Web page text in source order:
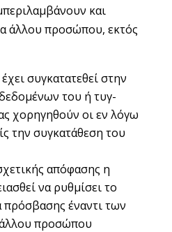
και
άλλου προσώπου, εκτός
συγκατατεθεί στην
του ή τυγ-
χορηγηθούν οι εν λόγω
την συγκατάθεση του
απόφασης η
να ρυθμίσει το
πρόσβασης έναντι των
προσώπου